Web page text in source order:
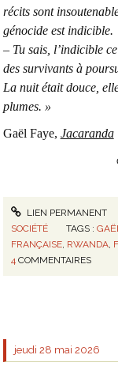
récits sont
génocide est indicible.
– Tu sais, l’indicible
des survivants à
La nuit était douce,
plumes. »
Gaël Faye, Jacaranda
LIEN PERMANENT
SOCIÉTÉ
TAGS :
FRANÇAISE, RWANDA,
4 COMMENTAIRES
jeudi 28 mai 2026